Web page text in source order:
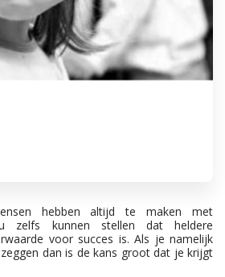
hebben altijd te maken met
zelfs kunnen stellen dat heldere
voor succes is. Als je namelijk
dan is de kans groot dat je krijgt